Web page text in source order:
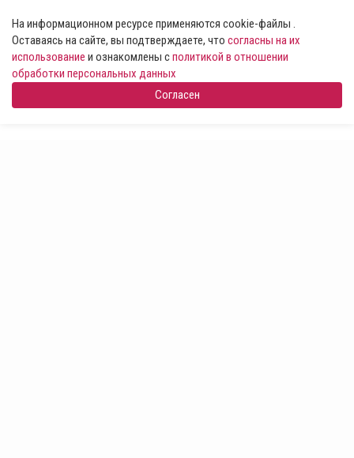
На информационном ресурсе применяются cookie-файлы .
Оставаясь на сайте, вы подтверждаете, что согласны на их
использование и ознакомлены сполитикой в отношении
обработки персональных данных
Согласен